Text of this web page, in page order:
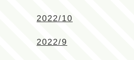
2022/10
2022/9